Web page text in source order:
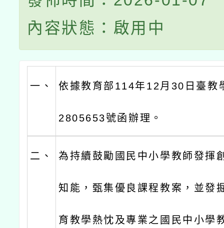
內容狀態：啟用中
一、 依據教育部114年12月30日臺教
2805653號函辦理。
二、 為持續鼓勵國民中小學教師發揮
知能，甄集優良課程教案，並發
育教學熱忱及專業之國民中小學